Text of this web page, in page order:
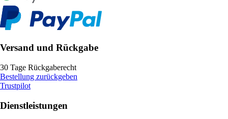
Versand und Rückgabe
30 Tage Rückgaberecht
Bestellung zurückgeben
Trustpilot
Dienstleistungen